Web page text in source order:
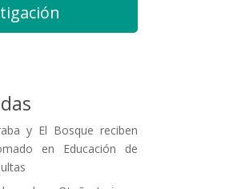
y El Bosque reciben
en Educación de